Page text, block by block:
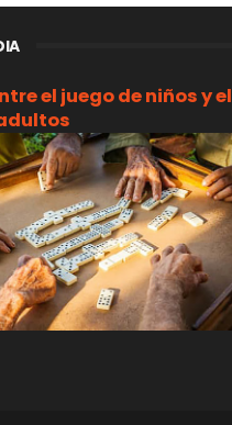
el juego de niños y el